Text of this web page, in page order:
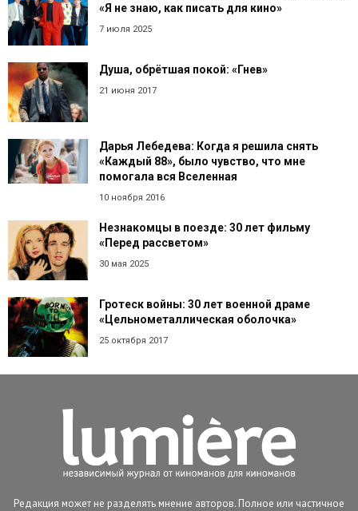
«Я не знаю, как писать для кино»
7 июля 2025
Душа, обрётшая покой: «Гнев»
21 июня 2017
Дарья Лебедева: Когда я решила снять
«Каждый 88», было чувство, что мне
помогала вся Вселенная
10 ноября 2016
Незнакомцы в поезде: 30 лет фильму
«Перед рассветом»
30 мая 2025
Гротеск войны: 30 лет военной драме
«Цельнометаллическая оболочка»
25 октября 2017
Редакция может не разделять мнение авторов. Полное или частичное